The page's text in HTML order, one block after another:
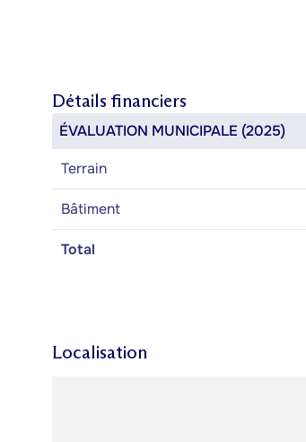
Détails financiers
ÉVALUATION MUNICIPALE (2025)
Terrain
Bâtiment
Total
Localisation